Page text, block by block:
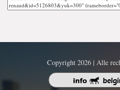
Copyright 2026 | Alle